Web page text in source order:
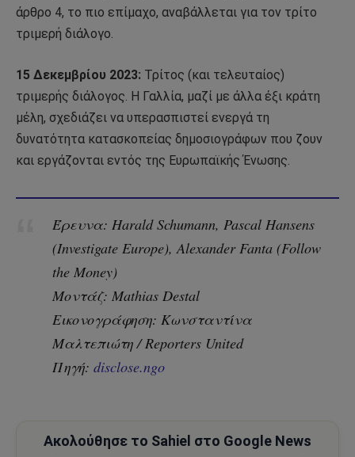
άρθρο 4, το πιο επίμαχο, αναβάλλεται για τον τρίτο
τριμερή διάλογο.
15 Δεκεμβρίου 2023: Τρίτος (και τελευταίος)
τριμερής διάλογος. Η Γαλλία, μαζί με άλλα έξι κράτη
μέλη, σχεδιάζει να υπερασπιστεί ενεργά τη
δυνατότητα κατασκοπείας δημοσιογράφων που ζουν
και εργάζονται εντός της Ευρωπαϊκής Ένωσης.
Έρευνα: Harald Schumann, Pascal Hansens
(Investigate Europe), Alexander Fanta (Follow
the Money)
Μοντάζ: Mathias Destal
Εικονογράφηση: Κωνσταντίνα
Μαλτεπιώτη / Reporters United
Πηγή:disclose.ngo
Ακολούθησε το Sahiel στο Google News